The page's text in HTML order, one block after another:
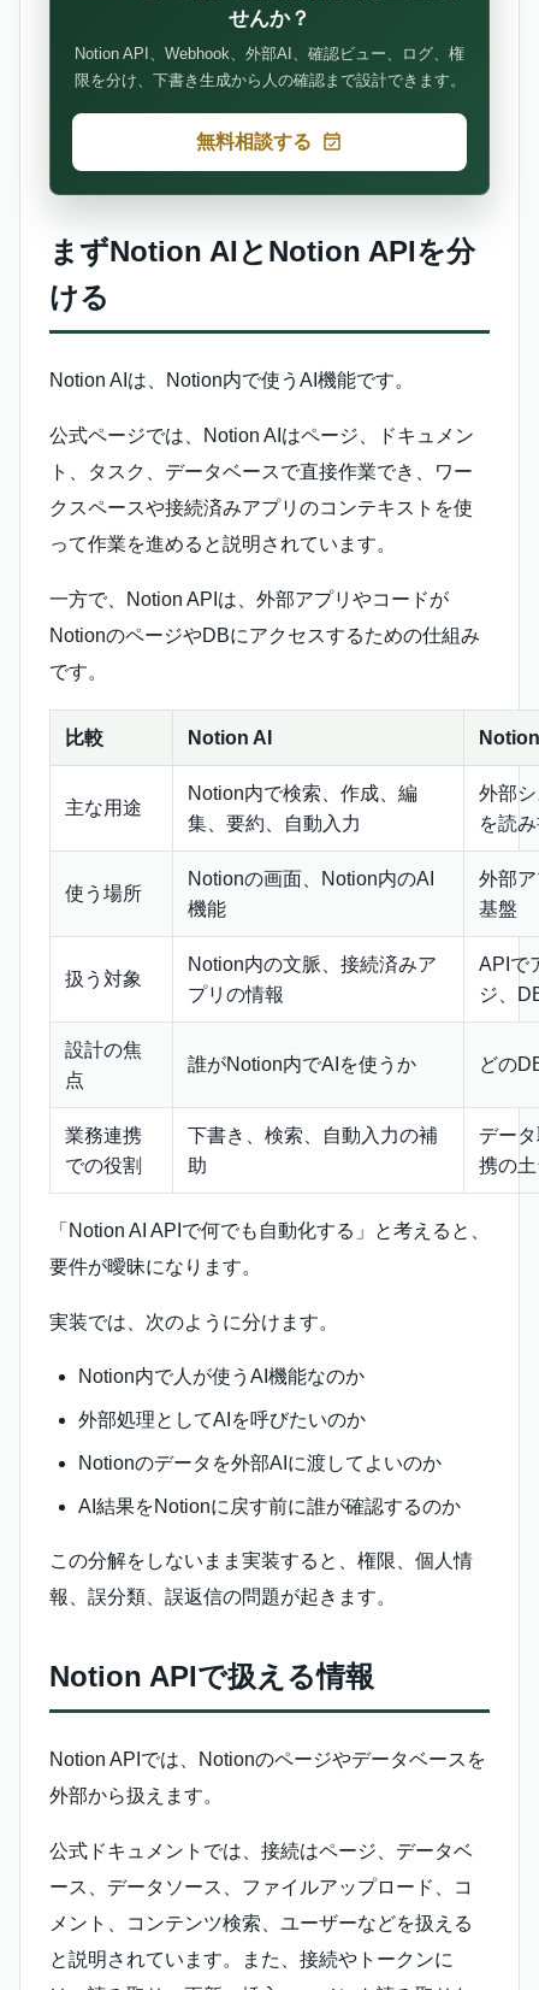
せんか？
Notion API、Webhook、外部AI、確認ビュー、ログ、権
限を分け、下書き生成から人の確認まで設計できます。
無料相談する
まずNotion AIとNotion APIを分
ける
Notion AIは、Notion内で使うAI機能です。
公式ページでは、Notion AIはページ、ドキュメン
ト、タスク、データベースで直接作業でき、ワー
クスペースや接続済みアプリのコンテキストを使
って作業を進めると説明されています。
一方で、Notion APIは、外部アプリやコードが
NotionのページやDBにアクセスするための仕組み
です。
比較 Notion AI
主な用途
Notion内で検索、作成、編
集、要約、自動入力
外部
を読
使う場所
Notionの画面、Notion内のAI
機能
外部
基盤
扱う対象
Notion内の文脈、接続済みア
プリの情報
APIで
ジ、
設計の焦
点
誰がNotion内でAIを使うか どの
業務連携
での役割
下書き、検索、自動入力の補
助
デー
携の
「Notion AI APIで何でも自動化する」と考えると、
要件が曖昧になります。
実装では、次のように分けます。
Notion内で人が使うAI機能なのか
外部処理としてAIを呼びたいのか
Notionのデータを外部AIに渡してよいのか
AI結果をNotionに戻す前に誰が確認するのか
この分解をしないまま実装すると、権限、個人情
報、誤分類、誤返信の問題が起きます。
Notion APIで扱える情報
Notion APIでは、Notionのページやデータベースを
外部から扱えます。
公式ドキュメントでは、接続はページ、データベ
ース、データソース、ファイルアップロード、コ
メント、コンテンツ検索、ユーザーなどを扱える
と説明されています。また、接続やトークンに